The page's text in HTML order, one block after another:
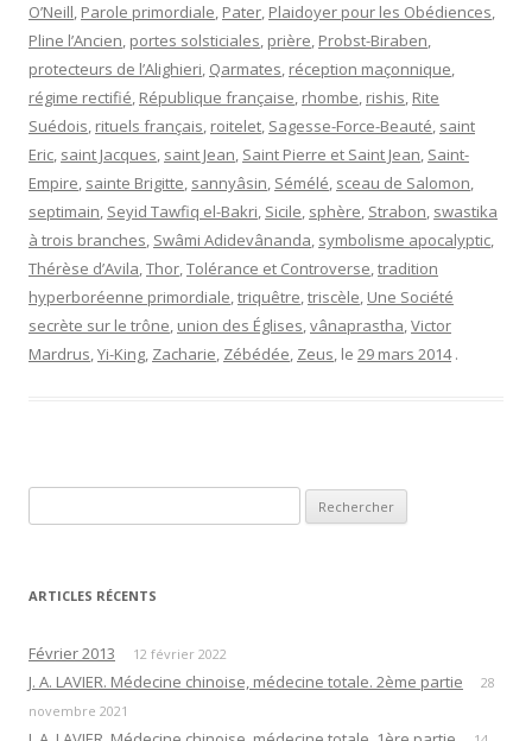
O’Neill, Parole primordiale, Pater, Plaidoyer pour les Obédiences,
Pline l’Ancien, portes solsticiales, prière, Probst-Biraben,
protecteurs de l’Alighieri, Qarmates, réception maçonnique,
régime rectifié, République française, rhombe, rishis, Rite
Suédois, rituels français, roitelet, Sagesse-Force-Beauté, saint
Eric, saint Jacques, saint Jean, Saint Pierre et Saint Jean, Saint-
Empire, sainte Brigitte, sannyâsin, Sémélé, sceau de Salomon,
septimain, Seyid Tawfiq el-Bakri, Sicile, sphère, Strabon, swastika
à trois branches, Swâmi Adidevânanda, symbolisme apocalyptic,
Thérèse d’Avila,Thor,Tolérance et Controverse,tradition
hyperboréenne primordiale,triquêtre,triscèle, Une Société
secrète sur le trône, union des Églises,vânaprastha,Victor
Mardrus,Yi-King, Zacharie, Zébédée, Zeus, le 29 mars 2014 .
ARTICLES RÉCENTS
Février 2013 12 février 2022
J. A. LAVIER. Médecine chinoise, médecine totale. 2ème partie
28
novembre 2021